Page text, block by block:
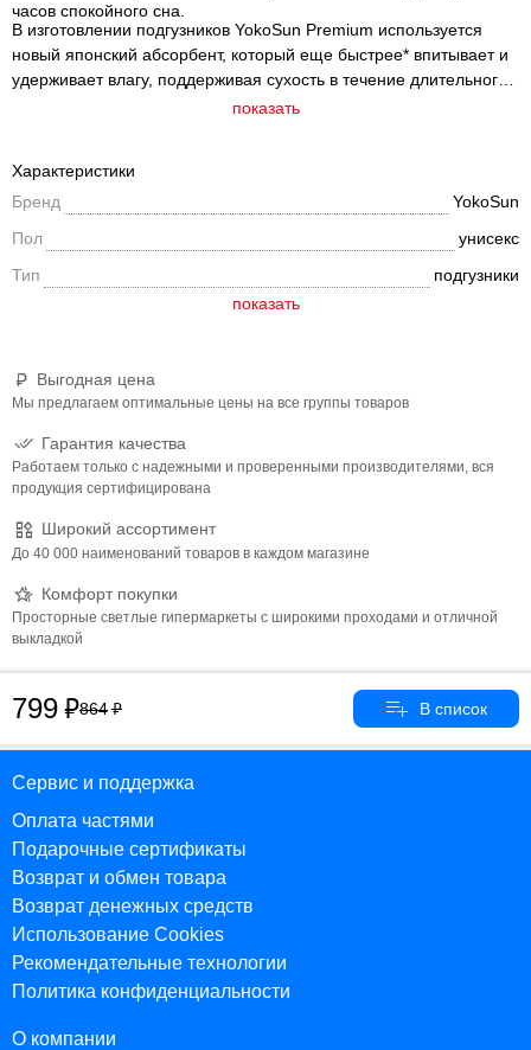
часов спокойного сна.
В изготовлении подгузников YokoSun Premium используется
новый японский абсорбент, который еще быстрее* впитывает и
удерживает влагу, поддерживая сухость в течение длительного
времени и защищая кожу малыша от покраснений.
показать
Выгодная цена
Мы предлагаем оптимальные цены на все группы товаров
Гарантия качества
Работаем только с надежными и проверенными производителями, вся
продукция сертифицирована
Широкий ассортимент
До 40 000 наименований товаров в каждом магазине
Комфорт покупки
Просторные светлые гипермаркеты с широкими проходами и отличной
выкладкой
Характеристики
Бренд
YokoSun
Пол
унисекс
Тип
подгузники
799 864
Сервис и поддержка
Оплата частями
Подарочные сертификаты
Возврат и обмен товара
Возврат денежных средств
Использование Cookies
Рекомендательные технологии
Политика конфиденциальности
О компании